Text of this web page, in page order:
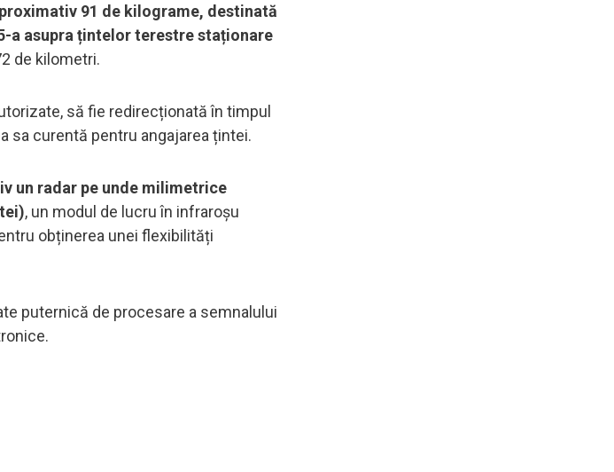
91 de kilograme, destinată
a asupra țintelor terestre staționare
de kilometri.
să fie redirecționată în timpul
sa curentă pentru angajarea țintei.
un radar pe unde milimetrice
, un modul de lucru în infraroșu
obținerea unei flexibilități
puternică de procesare a semnalului